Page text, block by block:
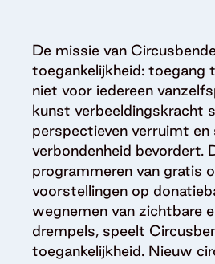
De missie van
toegankelijkheid: toegang
niet voor iedereen
kunst verbeeldingskracht
perspectieven verruimt en
verbondenheid bevordert.
programmeren van gratis
voorstellingen op
wegnemen van zichtbare
drempels, speelt
toegankelijkheid. Nieuw